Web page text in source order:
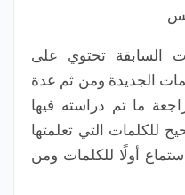
السابقة تحتوي على
الجديدة ومن ثم عدة
ما تم دراسته فيها
للكلمات التي تعلمتها
أولًا للكلمات ومن